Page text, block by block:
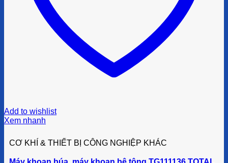
Add to wishlist
Xem nhanh
CƠ KHÍ & THIẾT BỊ CÔNG NGHIỆP KHÁC